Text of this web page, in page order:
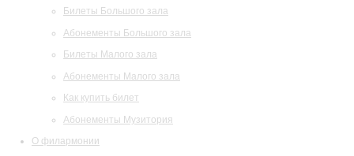
Билеты Большого зала
Абонементы Большого зала
Билеты Малого зала
Абонементы Малого зала
Как купить билет
Абонементы Музитория
О филармонии